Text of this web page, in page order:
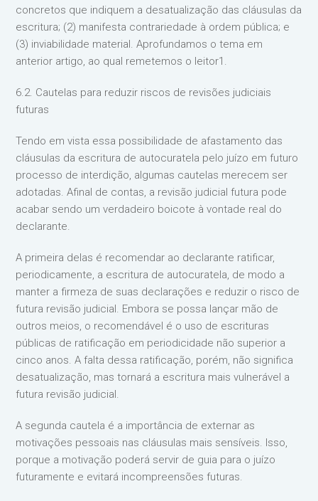
concretos que indiquem a desatualização das cláusulas da
escritura; (2) manifesta contrariedade à ordem pública; e
(3) inviabilidade material. Aprofundamos o tema em
anterior artigo, ao qual remetemos o leitor1.
6.2. Cautelas para reduzir riscos de revisões judiciais
futuras
Tendo em vista essa possibilidade de afastamento das
cláusulas da escritura de autocuratela pelo juízo em futuro
processo de interdição, algumas cautelas merecem ser
adotadas. Afinal de contas, a revisão judicial futura pode
acabar sendo um verdadeiro boicote à vontade real do
declarante.
A primeira delas é recomendar ao declarante ratificar,
periodicamente, a escritura de autocuratela, de modo a
manter a firmeza de suas declarações e reduzir o risco de
futura revisão judicial. Embora se possa lançar mão de
outros meios, o recomendável é o uso de escrituras
públicas de ratificação em periodicidade não superior a
cinco anos. A falta dessa ratificação, porém, não significa
desatualização, mas tornará a escritura mais vulnerável a
futura revisão judicial.
A segunda cautela é a importância de externar as
motivações pessoais nas cláusulas mais sensíveis. Isso,
porque a motivação poderá servir de guia para o juízo
futuramente e evitará incompreensões futuras.